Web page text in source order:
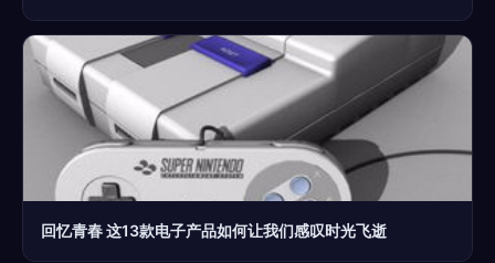
回忆青春 这13款电子产品如何让我们感叹时光飞逝